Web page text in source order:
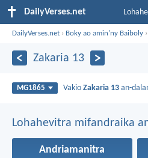
DailyVerses.net
DailyVerses.net › Boky ao amin'ny Baiboly
Zakaria 13
MG1865 VakioZakaria 13 an-
Lohahevitra mifandraika
Andriamanitra